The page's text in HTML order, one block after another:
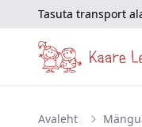
Tasuta transport
Avaleht